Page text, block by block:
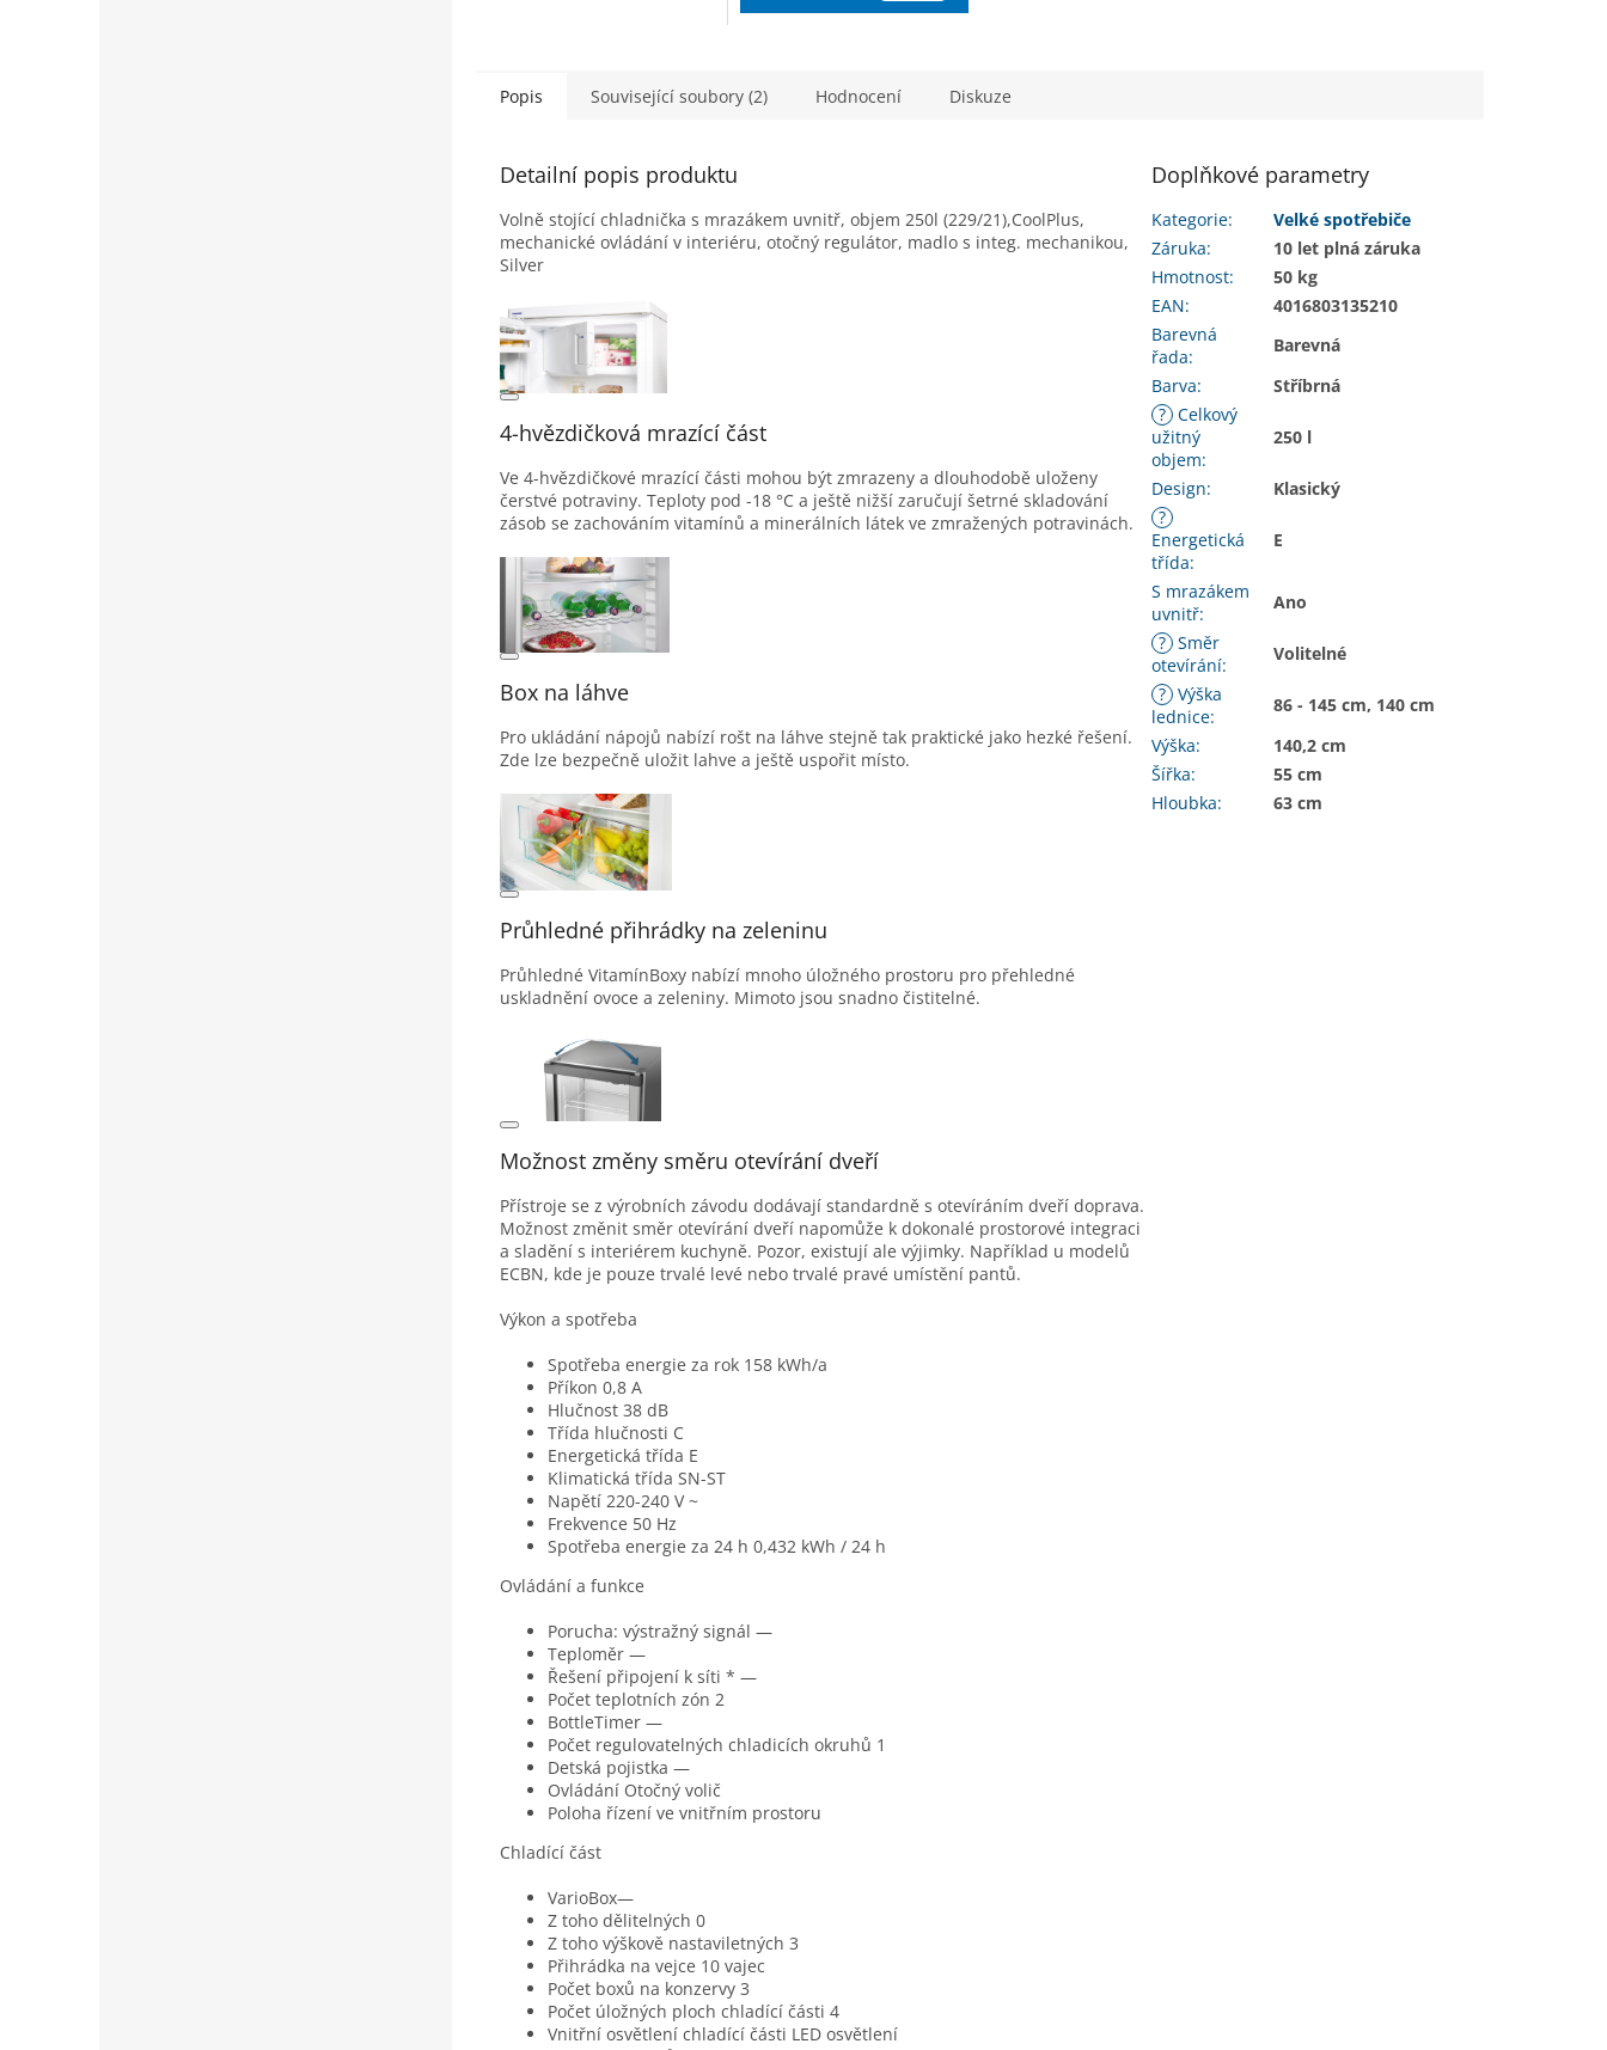
Popis Související soubory (2) Hodnocení Diskuze
Detailní popis produktu
Volně stojící chladnička s mrazákem uvnitř, objem 250l (229/21),CoolPlus,
mechanické ovládání v interiéru, otočný regulátor, madlo s integ. mechanikou,
Silver
4-hvězdičková mrazící část
Ve 4-hvězdičkové mrazící části mohou být zmrazeny a dlouhodobě uloženy
čerstvé potraviny. Teploty pod -18 °C a ještě nižší zaručují šetrné skladování
zásob se zachováním vitamínů a minerálních látek ve zmražených potravinách.
Box na láhve
Pro ukládání nápojů nabízí rošt na láhve stejně tak praktické jako hezké řešení.
Zde lze bezpečně uložit lahve a ještě uspořit místo.
Průhledné přihrádky na zeleninu
Průhledné VitamínBoxy nabízí mnoho úložného prostoru pro přehledné
uskladnění ovoce a zeleniny. Mimoto jsou snadno čistitelné.
Možnost změny směru otevírání dveří
Přístroje se z výrobních závodu dodávají standardně s otevíráním dveří doprava.
Možnost změnit směr otevírání dveří napomůže k dokonalé prostorové integraci
a sladění s interiérem kuchyně. Pozor, existují ale výjimky. Například u modelů
ECBN, kde je pouze trvalé levé nebo trvalé pravé umístění pantů.
Výkon a spotřeba
Spotřeba energie za rok 158 kWh/a
Příkon 0,8 A
Hlučnost 38 dB
Třída hlučnosti C
Energetická třída E
Klimatická třída SN-ST
Napětí 220-240 V ~
Frekvence 50 Hz
Spotřeba energie za 24 h 0,432 kWh / 24 h
Ovládání a funkce
Porucha: výstražný signál —
Teploměr —
Řešení připojení k síti * —
Počet teplotních zón 2
BottleTimer —
Počet regulovatelných chladicích okruhů 1
Detská pojistka —
Ovládání Otočný volič
Poloha řízení ve vnitřním prostoru
Chladící část
VarioBox—
Z toho dělitelných 0
Z toho výškově nastaviletných 3
Přihrádka na vejce 10 vajec
Počet boxů na konzervy 3
Počet úložných ploch chladící části 4
Vnitřní osvětlení chladící části LED osvětlení
Doplňkové parametry
Kategorie:
Velké spotřebiče
Záruka:
10 let plná záruka
Hmotnost:
50 kg
EAN:
4016803135210
Barevná
řada:
Barevná
Barva:
Stříbrná
? Celkový
užitný
objem:
250 l
Design:
Klasický
?
Energetická
třída:
E
S mrazákem
uvnitř:
Ano
? Směr
otevírání:
Volitelné
? Výška
lednice:
86 - 145 cm, 140 cm
Výška:
140,2 cm
Šířka:
55 cm
Hloubka: 63 cm